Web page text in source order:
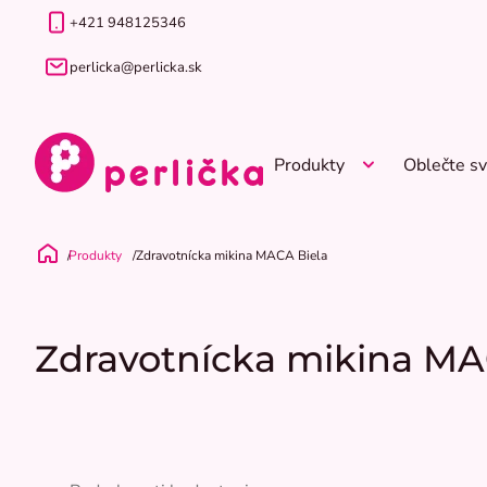
+421 948125346
perlicka@perlicka.sk
Produkty Oblečte
Domov
Produkty Zdravotnícka mikina MACA Biela
Zdravotnícka mikina